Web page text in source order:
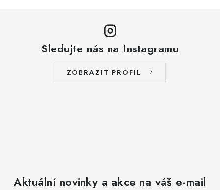
Sledujte nás na Instagramu
ZOBRAZIT PROFIL
Aktuální novinky a akce na váš e-mail